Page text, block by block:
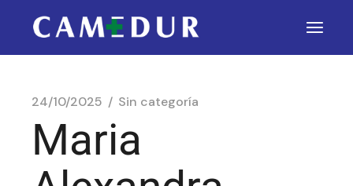
24/10/2025 Sin categoría
Maria